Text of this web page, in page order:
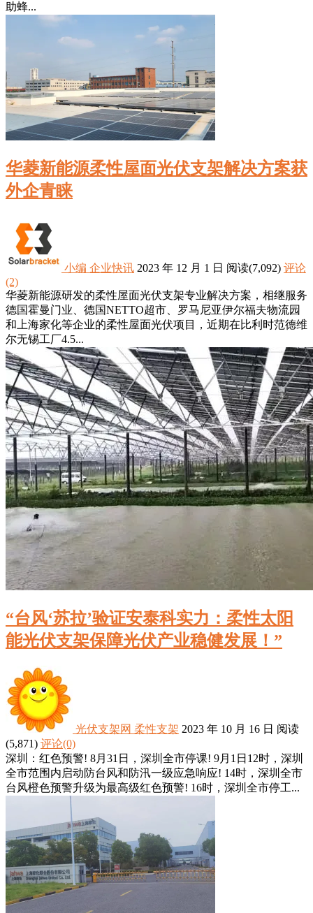
助蜂...
华菱新能源柔性屋面光伏支架解决方案获
外企青睐
小编 企业快讯 2023 年 12 月 1 日 阅读(7,092) 评论
(2)
华菱新能源研发的柔性屋面光伏支架专业解决方案，相继服务
德国霍曼门业、德国NETTO超市、罗马尼亚伊尔福夫物流园
和上海家化等企业的柔性屋面光伏项目，近期在比利时范德维
尔无锡工厂4.5...
“台风‘苏拉’验证安泰科实力：柔性太阳
能光伏支架保障光伏产业稳健发展！”
光伏支架网 柔性支架 2023 年 10 月 16 日 阅读
(5,871) 评论(0)
深圳：红色预警! 8月31日，深圳全市停课! 9月1日12时，深圳
全市范围内启动防台风和防汛一级应急响应! 14时，深圳全市
台风橙色预警升级为最高级红色预警! 16时，深圳全市停工...